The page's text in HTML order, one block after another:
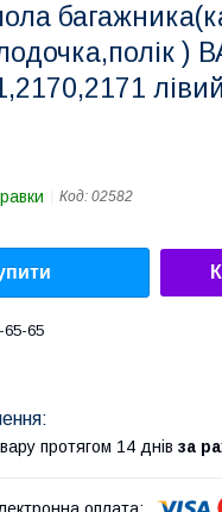
)
лівий
Код: 02582
65-65
протягом 14 днів за